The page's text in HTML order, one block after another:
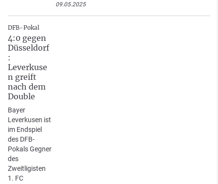
09.05.2025
DFB-Pokal
4:0 gegen
Düsseldorf
:
Leverkuse
n greift
nach dem
Double
Bayer
Leverkusen ist
im Endspiel
des DFB-
Pokals Gegner
des
Zweitligisten
1. FC